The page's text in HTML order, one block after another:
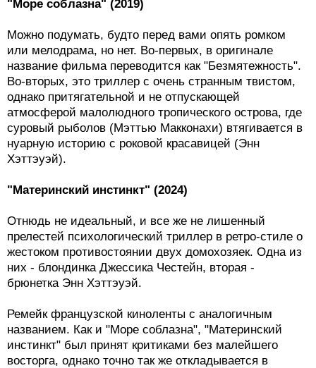
"Море соблазна" (2019)
Можно подумать, будто перед вами опять ромком
или мелодрама, но нет. Во-первых, в оригинале
название фильма переводится как "Безмятежность".
Во-вторых, это триллер с очень странным твистом,
однако притягательной и не отпускающей
атмосферой малолюдного тропического острова, где
суровый рыболов (Мэттью Макконахи) втягивается в
нуарную историю с роковой красавицей (Энн
Хэттэуэй).
"Материнский инстинкт" (2024)
Отнюдь не идеальный, и все же не лишенный
прелестей психологический триллер в ретро-стиле о
жестоком противостоянии двух домохозяек. Одна из
них - блондинка Джессика Честейн, вторая -
брюнетка Энн Хэттэуэй.
Ремейк французской киноленты с аналогичным
названием. Как и "Море соблазна", "Материнский
инстинкт" был принят критиками без малейшего
восторга, однако точно так же откладывается в